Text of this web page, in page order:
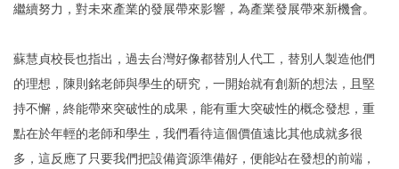
繼續努力，對未來產業的發展帶來影響，為產業發展帶來新機會。
蘇慧貞校長也指出，過去台灣好像都替別人代工，替別人製造他們
的理想，陳則銘老師與學生的研究，一開始就有創新的想法，且堅
持不懈，終能帶來突破性的成果，能有重大突破性的概念發想，重
點在於年輕的老師和學生，我們看待這個價值遠比其他成就多很
多，這反應了只要我們把設備資源準備好，便能站在發想的前端，